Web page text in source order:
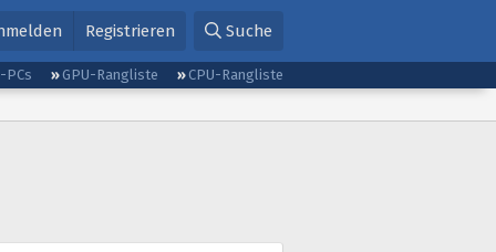
Registrieren Suche
PCs GPU-Rangliste
CPU-Rangliste